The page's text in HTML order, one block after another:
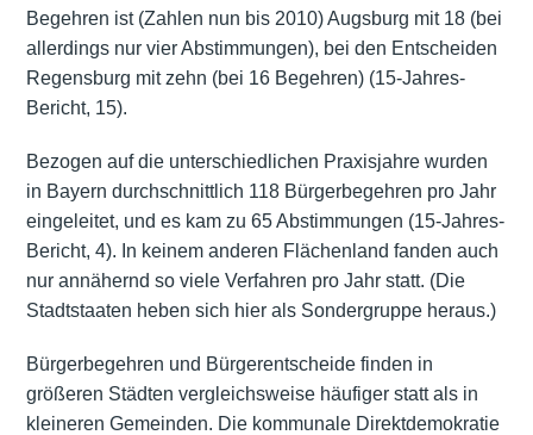
Begehren ist (Zahlen nun bis 2010) Augsburg mit 18 (bei
allerdings nur vier Abstimmungen), bei den Entscheiden
Regensburg mit zehn (bei 16 Begehren) (15-Jahres-
Bericht, 15).
Bezogen auf die unterschiedlichen Praxisjahre wurden
in Bayern durchschnittlich 118 Bürgerbegehren pro Jahr
eingeleitet, und es kam zu 65 Abstimmungen (15-Jahres-
Bericht, 4). In keinem anderen Flächenland fanden auch
nur annähernd so viele Verfahren pro Jahr statt. (Die
Stadtstaaten heben sich hier als Sondergruppe heraus.)
Bürgerbegehren und Bürgerentscheide finden in
größeren Städten vergleichsweise häufiger statt als in
kleineren Gemeinden. Die kommunale Direktdemokratie